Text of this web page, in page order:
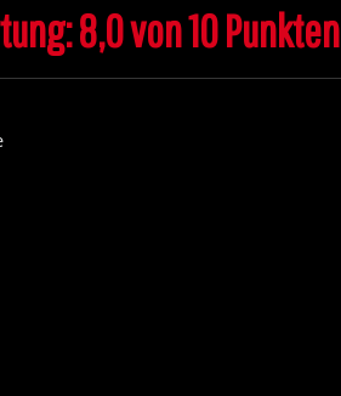
8,0 von 10 Punkten